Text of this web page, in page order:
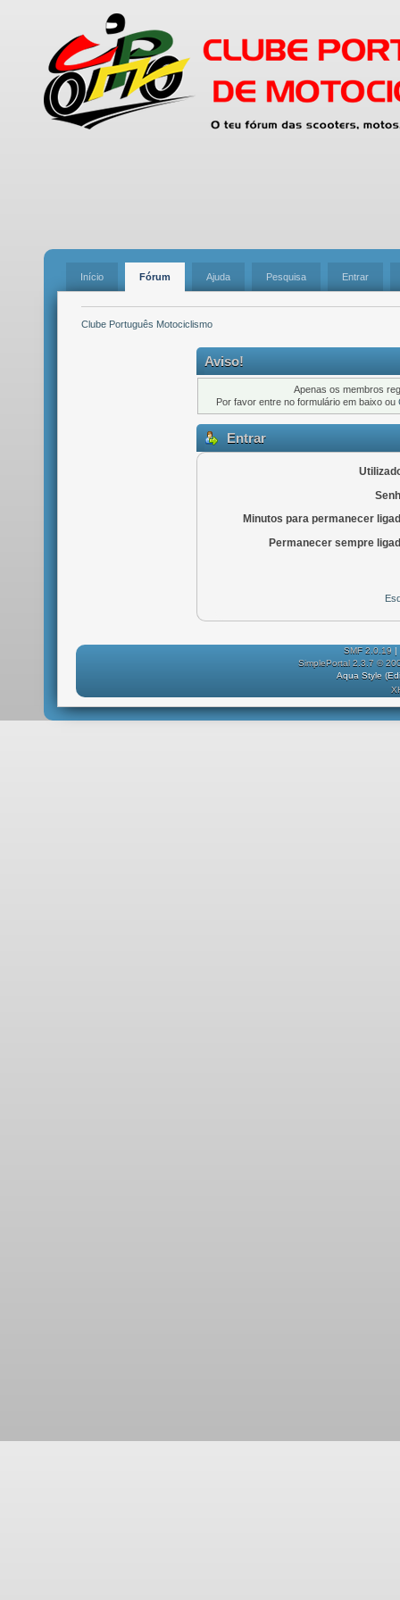
Início Fórum Ajuda Pesquisa Entrar
Clube Português Motociclismo
Aviso!
Apenas os membros
Por favor entre no formulário em baixo ou
Entrar
Minutos para permanecer
Permanecer sempre
SMF 2.0.19 |
SimplePortal 2.3.7 ©
Aqua Style